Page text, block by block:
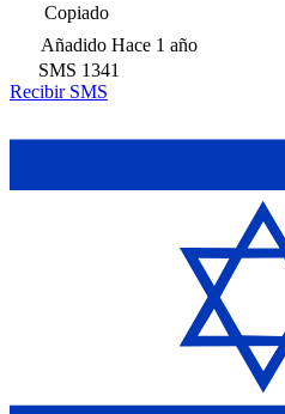
Copiado
Añadido Hace 1 año
SMS 1341
Recibir SMS